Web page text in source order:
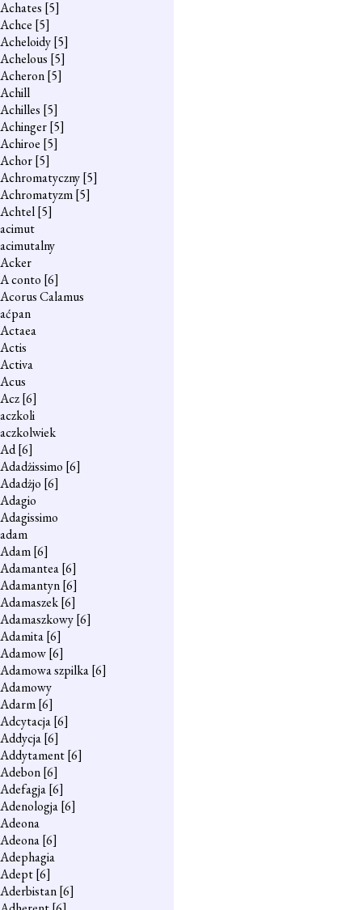
Achates [5]
Achce [5]
Acheloidy[5]
Achelous [5]
Acheron[5]
Achill
Achilles [5]
Achinger[5]
Achiroe [5]
Achor[5]
Achromatyczny[5]
Achromatyzm[5]
Achtel[5]
acimut
acimutalny
Acker
A conto [6]
Acorus Calamus
aćpan
Actaea
Actis
Activa
Acus
Acz[6]
aczkoli
aczkolwiek
Ad[6]
Adadżissimo [6]
Adadżjo [6]
Adagio
Adagissimo
adam
Adam[6]
Adamantea[6]
Adamantyn[6]
Adamaszek[6]
Adamaszkowy[6]
Adamita[6]
Adamow[6]
Adamowa szpilka[6]
Adamowy
Adarm[6]
Adcytacja[6]
Addycja[6]
Addytament[6]
Adebon[6]
Adefagja[6]
Adenologja[6]
Adeona
Adeona[6]
Adephagia
Adept[6]
Aderbistan[6]